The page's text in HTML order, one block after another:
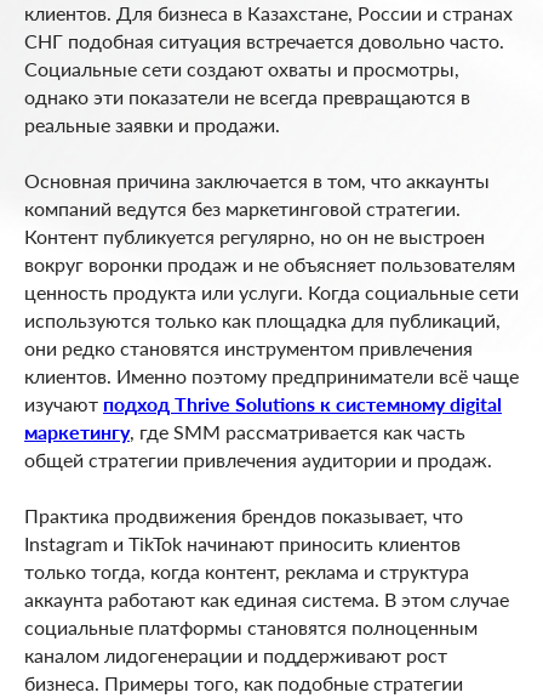
клиентов. Для бизнеса в Казахстане, России и странах
СНГ подобная ситуация встречается довольно часто.
Социальные сети создают охваты и просмотры,
однако эти показатели не всегда превращаются в
реальные заявки и продажи.
Основная причина заключается в том, что аккаунты
компаний ведутся без маркетинговой стратегии.
Контент публикуется регулярно, но он не выстроен
вокруг воронки продаж и не объясняет пользователям
ценность продукта или услуги. Когда социальные сети
используются только как площадка для публикаций,
они редко становятся инструментом привлечения
клиентов. Именно поэтому предприниматели всё чаще
изучают подход Thrive Solutions к системному digital
маркетингу, где SMM рассматривается как часть
общей стратегии привлечения аудитории и продаж.
Практика продвижения брендов показывает, что
Instagram и TikTok начинают приносить клиентов
только тогда, когда контент, реклама и структура
аккаунта работают как единая система. В этом случае
социальные платформы становятся полноценным
каналом лидогенерации и поддерживают рост
бизнеса. Примеры того, как подобные стратегии